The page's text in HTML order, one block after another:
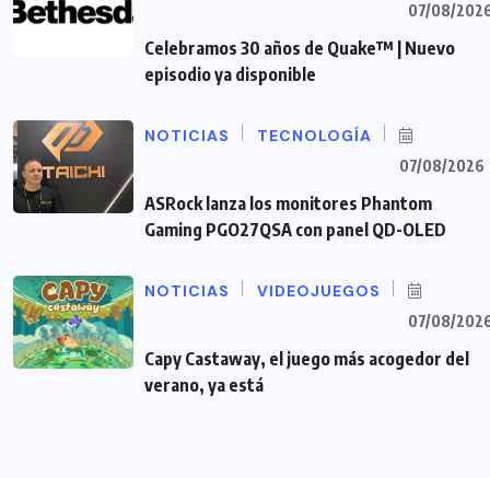
07/08/
Celebramos 30 años de Quake™ | Nuevo
episodio ya disponible
NOTICIAS TECNOLOGÍA
07/08/2026
ASRock lanza los monitores Phantom
Gaming PGO27QSA con panel QD-OLED
NOTICIAS VIDEOJUEGOS
07/08/
Capy Castaway, el juego más acogedor del
verano, ya está